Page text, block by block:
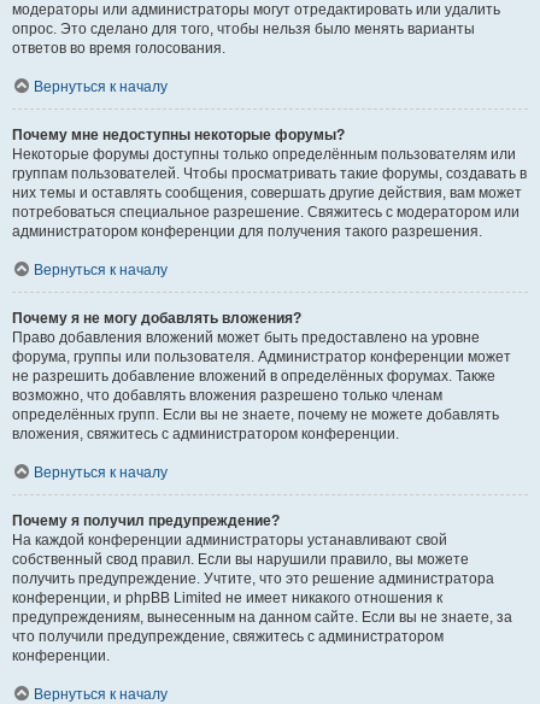
модераторы или администраторы могут отредактировать или удалить
опрос. Это сделано для того, чтобы нельзя было менять варианты
ответов во время голосования.
Вернуться к началу
Почему мне недоступны некоторые форумы?
Некоторые форумы доступны только определённым пользователям или
группам пользователей. Чтобы просматривать такие форумы, создавать в
них темы и оставлять сообщения, совершать другие действия, вам может
потребоваться специальное разрешение. Свяжитесь с модератором или
администратором конференции для получения такого разрешения.
Вернуться к началу
Почему я не могу добавлять вложения?
Право добавления вложений может быть предоставлено на уровне
форума, группы или пользователя. Администратор конференции может
не разрешить добавление вложений в определённых форумах. Также
возможно, что добавлять вложения разрешено только членам
определённых групп. Если вы не знаете, почему не можете добавлять
вложения, свяжитесь с администратором конференции.
Вернуться к началу
Почему я получил предупреждение?
На каждой конференции администраторы устанавливают свой
собственный свод правил. Если вы нарушили правило, вы можете
получить предупреждение. Учтите, что это решение администратора
конференции, и phpBB Limited не имеет никакого отношения к
предупреждениям, вынесенным на данном сайте. Если вы не знаете, за
что получили предупреждение, свяжитесь с администратором
конференции.
Вернуться к началу